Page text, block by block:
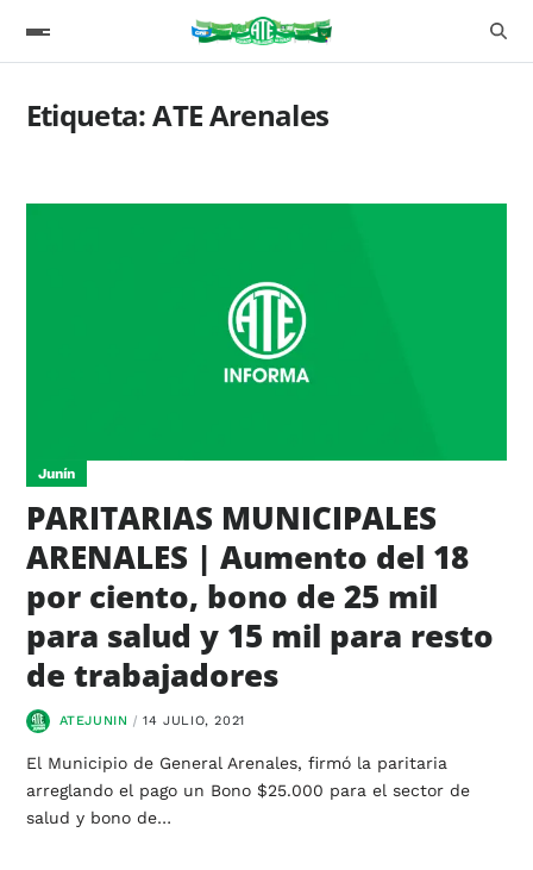
Etiqueta:ATE Arenales
Junín
PARITARIAS MUNICIPALES
ARENALES | Aumento del 18
por ciento, bono de 25 mil
para salud y 15 mil para resto
de trabajadores
ATEJUNIN 14 JULIO, 2021
El Municipio de General Arenales, firmó la paritaria
arreglando el pago un Bono $25.000 para el sector de
salud y bono de…